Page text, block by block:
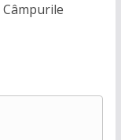
Câmpurile